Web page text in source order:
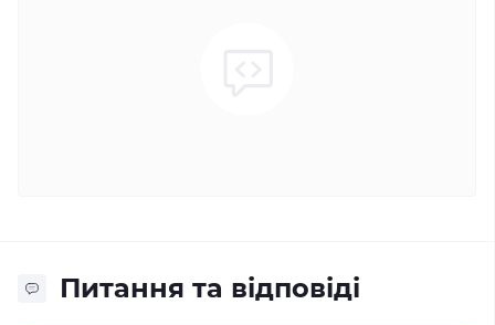
Питання та відповіді